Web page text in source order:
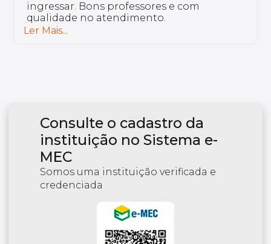
excelente e tem professores bem
preparados.
Ler Mais...
Consulte o cadastro da
instituição no Sistema e-
MEC
Somos uma instituição verificada e
credenciada